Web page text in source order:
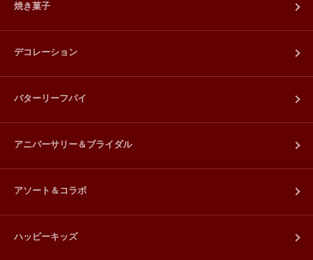
焼き菓子
デコレーション
バターリーフパイ
アニバーサリー＆ブライダル
アソート＆コラボ
ハッピーキッズ